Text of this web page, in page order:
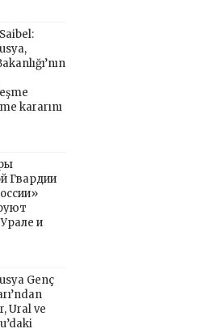
kararını
Гвардии
и
Genç
Ural ve